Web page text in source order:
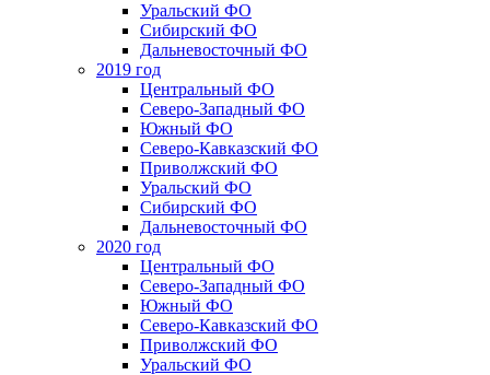
Уральский ФО
Сибирский ФО
Дальневосточный ФО
2019 год
Центральный ФО
Северо-Западный ФО
Южный ФО
Северо-Кавказский ФО
Приволжский ФО
Уральский ФО
Сибирский ФО
Дальневосточный ФО
2020 год
Центральный ФО
Северо-Западный ФО
Южный ФО
Северо-Кавказский ФО
Приволжский ФО
Уральский ФО